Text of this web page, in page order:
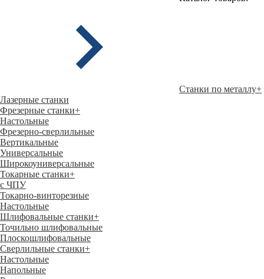
Станки по металлу+
Лазерные станки
Фрезерные станки+
Настольные
Фрезерно-сверлильные
Вертикальные
Универсальные
Широкоуниверсальные
Токарные станки+
с ЧПУ
Токарно-винторезные
Настольные
Шлифовальные станки+
Точильно шлифовальные
Плоскошлифовальные
Сверлильные станки+
Настольные
Напольные